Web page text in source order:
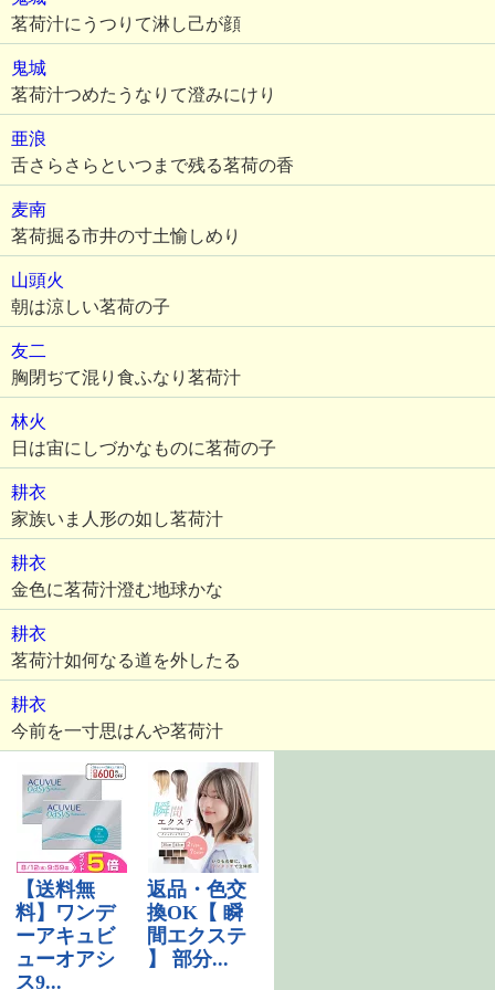
茗荷汁にうつりて淋し己が顔
鬼城
茗荷汁つめたうなりて澄みにけり
亜浪
舌さらさらといつまで残る茗荷の香
麦南
茗荷掘る市井の寸土愉しめり
山頭火
朝は涼しい茗荷の子
友二
胸閉ぢて混り食ふなり茗荷汁
林火
日は宙にしづかなものに茗荷の子
耕衣
家族いま人形の如し茗荷汁
耕衣
金色に茗荷汁澄む地球かな
耕衣
茗荷汁如何なる道を外したる
耕衣
今前を一寸思はんや茗荷汁